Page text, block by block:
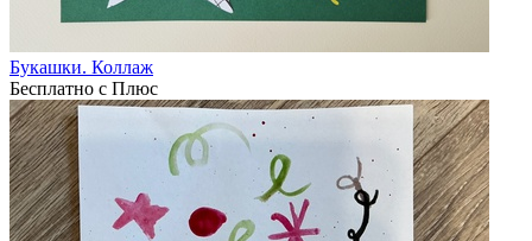
Букашки. Коллаж
Бесплатно с Плюс